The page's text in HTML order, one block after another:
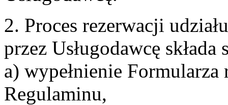
2. Proces rezerwacji
przez Usługodawcę
a) wypełnienie
Regulaminu,